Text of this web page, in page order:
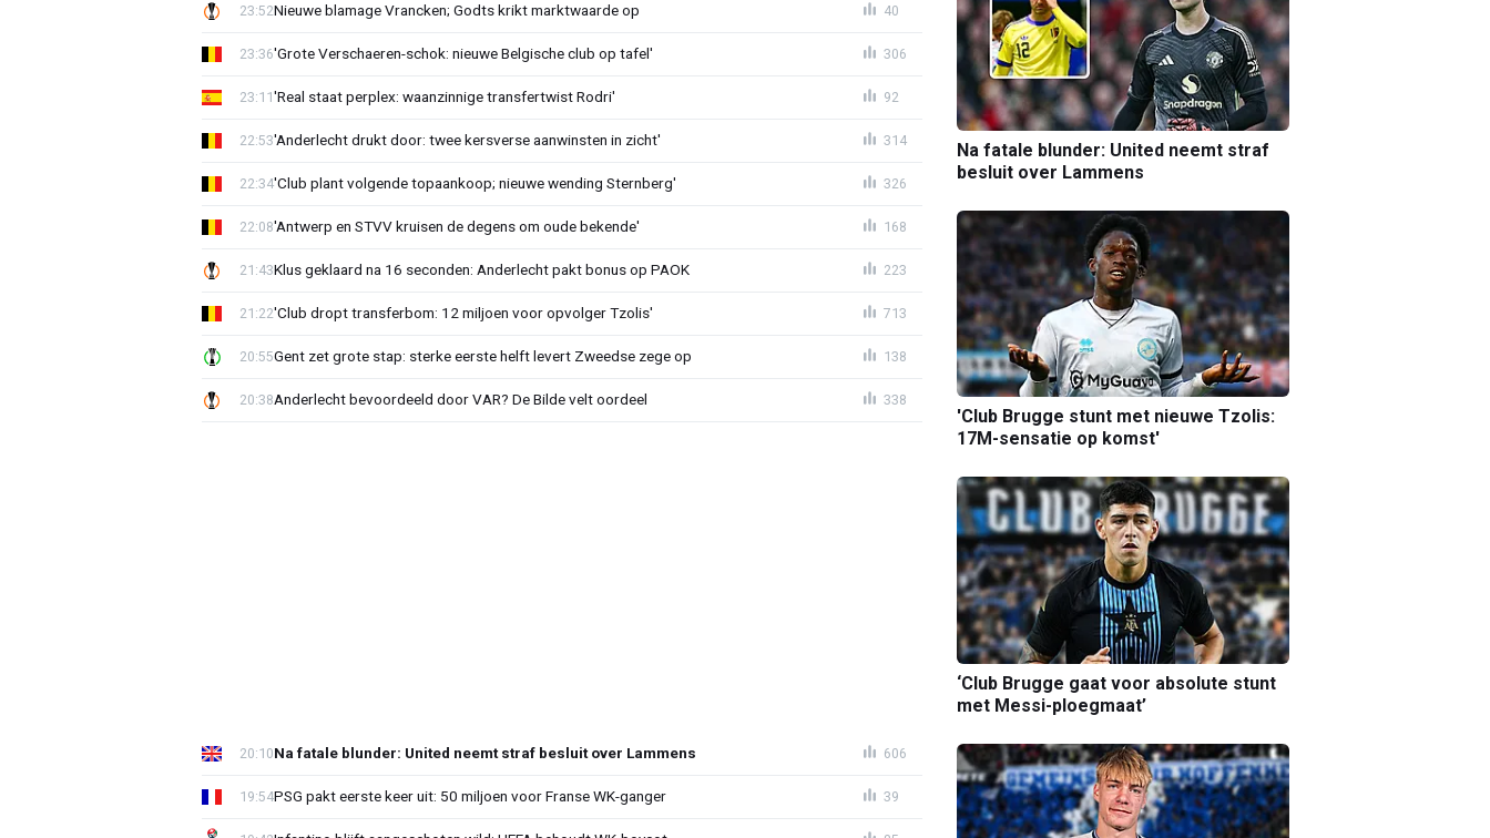
Nieuwe blamage Vrancken; Godts krikt marktwaarde op
23:52 40
'Grote Verschaeren-schok: nieuwe Belgische club op tafel'
23:36 306
'Real staat perplex: waanzinnige transfertwist Rodri'
23:11 92
'Anderlecht drukt door: twee kersverse aanwinsten in zicht'
22:53 314
'Club plant volgende topaankoop; nieuwe wending Sternberg'
22:34 326
'Antwerp en STVV kruisen de degens om oude bekende'
22:08 168
Klus geklaard na 16 seconden: Anderlecht pakt bonus op PAOK
21:43 223
'Club dropt transferbom: 12 miljoen voor opvolger Tzolis'
21:22 713
Gent zet grote stap: sterke eerste helft levert Zweedse zege op
20:55 138
Anderlecht bevoordeeld door VAR? De Bilde velt oordeel
20:38 338
Na fatale blunder: United neemt straf besluit over Lammens
20:10 606
PSG pakt eerste keer uit: 50 miljoen voor Franse WK-ganger
19:54 39
Na fatale blunder: United neemt straf
besluit over Lammens
'Club Brugge stunt met nieuwe Tzolis:
17M-sensatie op komst'
‘Club Brugge gaat voor absolute stunt
met Messi-ploegmaat’